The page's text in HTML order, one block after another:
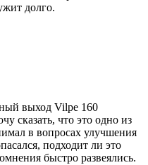
долго.
выход Vilpe 160
сказать, что это одно из
в вопросах улучшения
подходит ли это
быстро развеялись.